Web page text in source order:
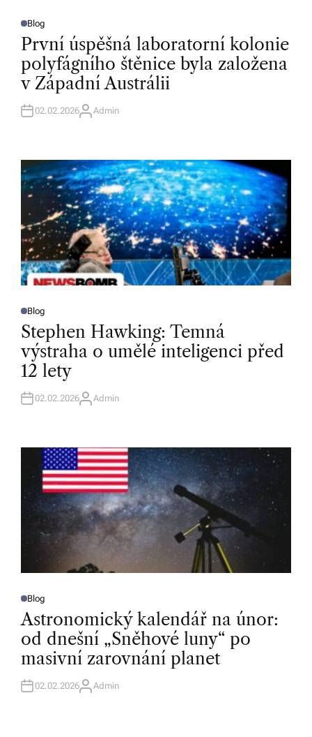
P
O
E
D
I
N
Blog
První úspěšná laboratorní kolonie
polyfágního štěnice byla založena
v Západní Austrálii
02.02.2026A
R
Admin
P
O
S
E
D
I
N
Blog
Stephen Hawking: Temná
výstraha o umělé inteligenci před
12 lety
02.02.2026A
R
Admin
P
S
E
D
I
N
Blog
Astronomický kalendář na únor:
od dnešní „Sněhové luny“ po
masivní zarovnání planet
02.02.2026A
Admin